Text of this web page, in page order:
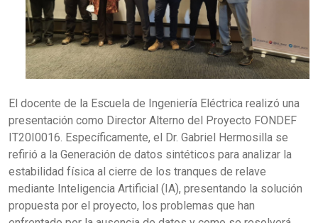
El docente de la Escuela de Ingeniería Eléctrica realizó una
presentación como Director Alterno del Proyecto FONDEF
IT20I0016. Específicamente, el Dr. Gabriel Hermosilla se
refirió a la Generación de datos sintéticos para analizar la
estabilidad física al cierre de los tranques de relave
mediante Inteligencia Artificial (IA), presentando la solución
propuesta por el proyecto, los problemas que han